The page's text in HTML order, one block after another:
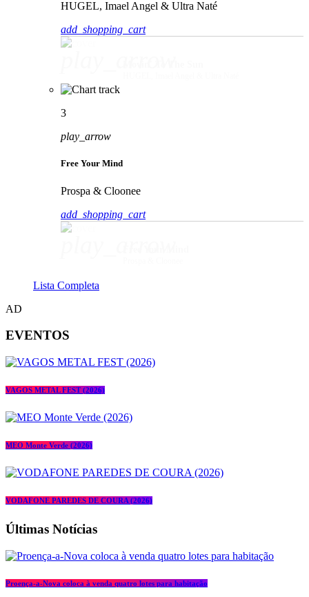
HUGEL, Imael Angel & Ultra Naté
add_shopping_cart
3
play_arrow
Free Your Mind
Prospa & Cloonee
add_shopping_cart
Lista Completa
AD
EVENTOS
VAGOS METAL FEST (2026)
MEO Monte Verde (2026)
VODAFONE PAREDES DE COURA (2026)
Últimas Notícias
Proença-a-Nova coloca à venda quatro lotes para habitação